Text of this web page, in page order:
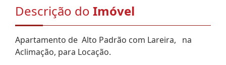
Descrição do Imóvel
Apartamento de Alto Padrão com Lareira, na
Aclimação, para Locação.